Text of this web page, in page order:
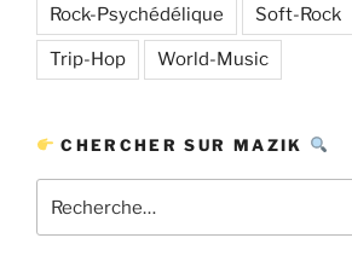
Rock-Psychédélique Soft-Rock
Trip-Hop World-Music
CHERCHER SUR MAZIK
pour